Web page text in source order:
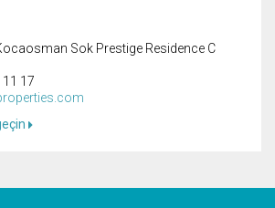
Sok Prestige Residence C
17